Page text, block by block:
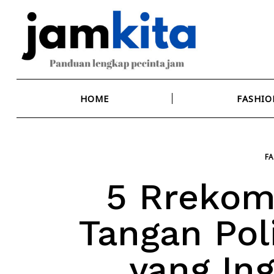
content
HOME
5
Tangan